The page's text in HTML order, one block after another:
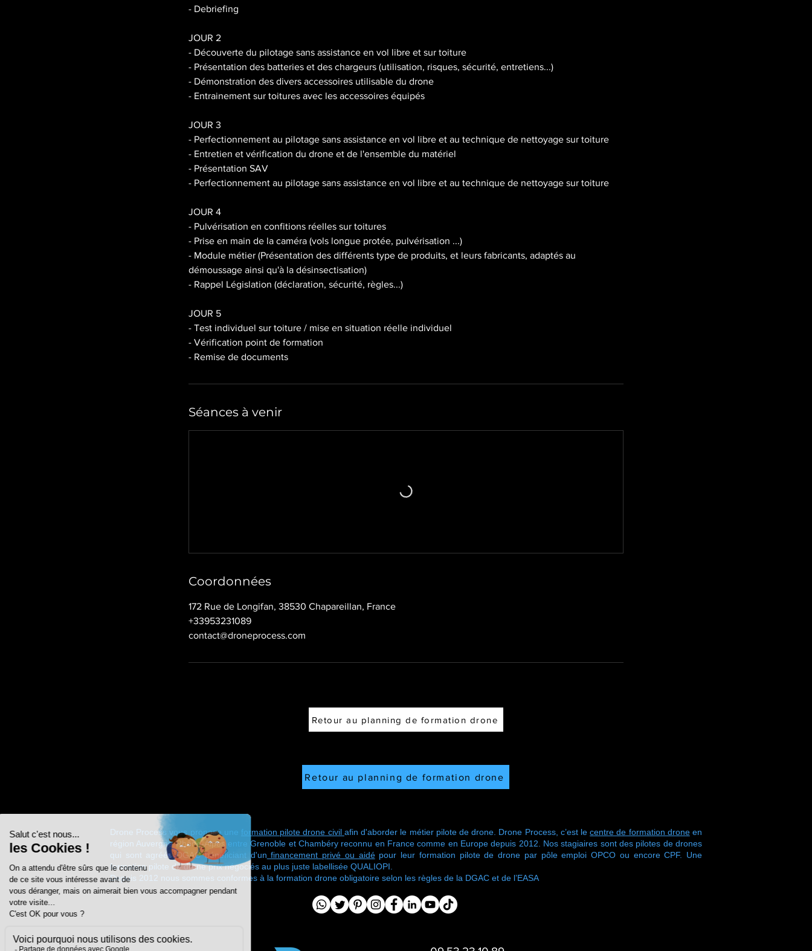
- Debriefing
JOUR 2
- Découverte du pilotage sans assistance en vol libre et sur toiture
- Présentation des batteries et des chargeurs (utilisation, risques, sécurité, entretiens...)
- Démonstration des divers accessoires utilisable du drone
- Entrainement sur toitures avec les accessoires équipés
JOUR 3
- Perfectionnement au pilotage sans assistance en vol libre et au technique de nettoyage sur toiture
- Entretien et vérification du drone et de l'ensemble du matériel
- Présentation SAV
- Perfectionnement au pilotage sans assistance en vol libre et au technique de nettoyage sur toiture
JOUR 4
- Pulvérisation en confitions réelles sur toitures
- Prise en main de la caméra (vols longue protée, pulvérisation ...)
- Module métier (Présentation des différents type de produits, et leurs fabricants, adaptés au
démoussage ainsi qu'à la désinsectisation)
- Rappel Législation (déclaration, sécurité, règles...)
JOUR 5
- Test individuel sur toiture / mise en situation réelle individuel
- Vérification point de formation
- Remise de documents
Séances à venir
Coordonnées
172 Rue de Longifan, 38530 Chapareillan, France
+33953231089
contact@droneprocess.com
Retour au planning de formation drone
Retour au planning de formation drone
Drone Process vous propose une formation pilote drone civil afin d'aborder le métier pilote de drone. Drone Process, c’est lecentre de formation droneen
région Auvergne Rhône-Alpes entre Grenoble et Chambéry reconnu en France comme en Europe depuis 2012. Nos stagiaires sont des pilotes de drones
qui sont agréés DGAC bénéficiant d'un financement privé ou aidépour leur formation pilote de drone par pôle emploi OPCO ou encore CPF. Une
formation pilote de drone prix négociés au plus juste labellisée QUALIOPI.
Depuis 2012 nous sommes conformes à la formation drone obligatoire selon les règles de la DGAC et de l’EASA